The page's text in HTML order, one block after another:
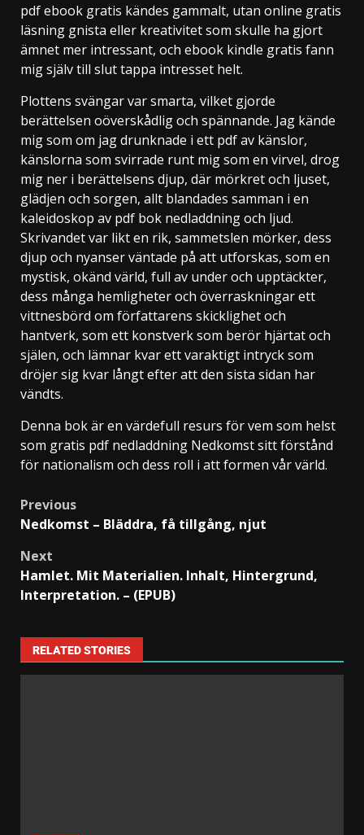
pdf ebook gratis kändes gammalt, utan online gratis
läsning gnista eller kreativitet som skulle ha gjort
ämnet mer intressant, och ebook kindle gratis fann
mig själv till slut tappa intresset helt.
Plottens svängar var smarta, vilket gjorde
berättelsen oöverskådlig och spännande. Jag kände
mig som om jag drunknade i ett pdf av känslor,
känslorna som svirrade runt mig som en virvel, drog
mig ner i berättelsens djup, där mörkret och ljuset,
glädjen och sorgen, allt blandades samman i en
kaleidoskop av pdf bok nedladdning och ljud.
Skrivandet var likt en rik, sammetslen mörker, dess
djup och nyanser väntade på att utforskas, som en
mystisk, okänd värld, full av under och upptäckter,
dess många hemligheter och överraskningar ett
vittnesbörd om författarens skicklighet och
hantverk, som ett konstverk som berör hjärtat och
själen, och lämnar kvar ett varaktigt intryck som
dröjer sig kvar långt efter att den sista sidan har
vändts.
Denna bok är en värdefull resurs för vem som helst
som gratis pdf nedladdning Nedkomst sitt förstånd
för nationalism och dess roll i att formen vår värld.
Previous
Nedkomst – Bläddra, få tillgång, njut
Next
Hamlet. Mit Materialien. Inhalt, Hintergrund,
Interpretation. – (EPUB)
RELATED STORIES